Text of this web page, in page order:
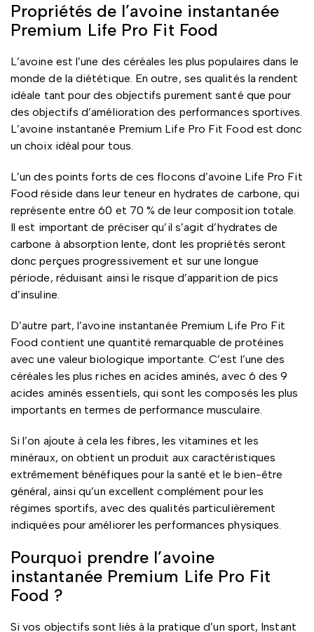
Propriétés de l’avoine instantanée
Premium Life Pro Fit Food
L’avoine est l’une des céréales les plus populaires dans le
monde de la diététique. En outre, ses qualités la rendent
idéale tant pour des objectifs purement santé que pour
des objectifs d’amélioration des performances sportives.
L’avoine instantanée Premium Life Pro Fit Food est donc
un choix idéal pour tous.
L’un des points forts de ces flocons d’avoine Life Pro Fit
Food réside dans leur teneur en hydrates de carbone, qui
représente entre 60 et 70 % de leur composition totale.
Il est important de préciser qu’il s’agit d’hydrates de
carbone à absorption lente, dont les propriétés seront
donc perçues progressivement et sur une longue
période, réduisant ainsi le risque d’apparition de pics
d’insuline.
D’autre part, l’avoine instantanée Premium Life Pro Fit
Food contient une quantité remarquable de protéines
avec une valeur biologique importante. C’est l’une des
céréales les plus riches en acides aminés, avec 6 des 9
acides aminés essentiels, qui sont les composés les plus
importants en termes de performance musculaire.
Si l’on ajoute à cela les fibres, les vitamines et les
minéraux, on obtient un produit aux caractéristiques
extrêmement bénéfiques pour la santé et le bien-être
général, ainsi qu’un excellent complément pour les
régimes sportifs, avec des qualités particulièrement
indiquées pour améliorer les performances physiques.
Pourquoi prendre l’avoine
instantanée Premium Life Pro Fit
Food ?
Si vos objectifs sont liés à la pratique d’un sport, Instant